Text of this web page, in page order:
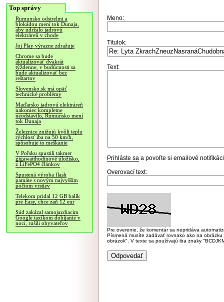
Top správy
Rumunsko odstrelmi a
blokádou mení tok Dunaja,
aby udržalo jadrovú
elektráreň v chode
Joj Play výrazne zdražuje
Chrome sa bude
aktualizovať dvakrát
týždenne, v budúcnosti sa
bude aktualizovať bez
reštartov
Slovensko.sk má opäť
technické problémy
Maďarsko jadrovú elektráreň
nakoniec kompletne
neodstavilo, Rumunsko mení
tok Dunaja
Železnice znižujú kvôli teplu
rýchlosť iba na 50 km/h,
spôsobuje to meškanie
V Poľsku spustili takmer
gigawatthodinové úložisko,
z LiFePO4 článkov
Spustená výroba flash
pamäte s novým najvyšším
počtom vrstiev
Telekom pridal 12 GB balík
pre Easy, chce zaň 12 eur
Súd zakázal samojazdiacim
Google taxíkom dobíjanie v
noci, rušili obyvateľov
Meno:
Titulok:
Text:
Prihláste sa a povoľte si emailové
Overovací text:
Pre overenie, že komentár sa nepridáva
Písmená musíte zadávať rovnako ako na
obrázok". V texte sa používajú iba znaky